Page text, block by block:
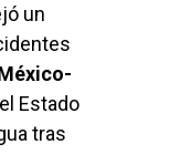
un
Estado
tras